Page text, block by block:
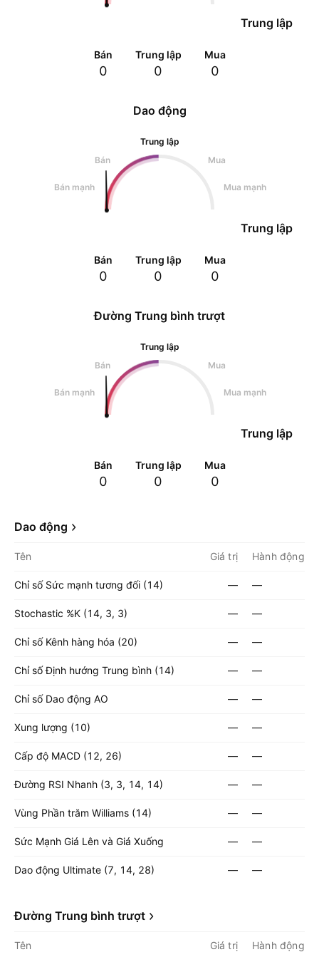
Dao động
Trung lập
Bán
Mua
Bán mạnh Mua mạnh
Trung lập
Bán
0
Trung lập
0
Mua
0
Trung lập
Bán
0
Trung lập
0
Mua
0
Đường Trung bình trượt
Trung lập
Bán
Mua
Bán mạnh Mua mạnh
Trung lập
Bán
0
Trung lập
0
Mua
0
Dao động
Tên Giá trị Hành động
Chỉ số Sức mạnh tương đối (14) — —
Stochastic %K (14, 3, 3) — —
Chỉ số Kênh hàng hóa (20) — —
Chỉ số Định hướng Trung bình (14) — —
Chỉ số Dao động AO — —
Xung lượng (10) — —
Cấp độ MACD (12, 26) — —
Đường RSI Nhanh (3, 3, 14, 14) — —
Vùng Phần trăm Williams (14) — —
Sức Mạnh Giá Lên và Giá Xuống — —
Dao động Ultimate (7, 14, 28) — —
Đường Trung bình trượt
Tên Giá trị Hành động